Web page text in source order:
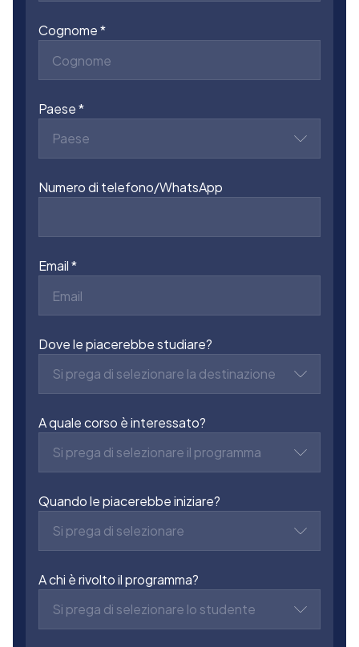
Cognome
Paese
Paese
Numero di telefono/WhatsApp
Email
Dove le piacerebbe studiare?
Si prega di selezionare la destinazione
A quale corso è interessato?
Si prega di selezionare il programma
Quando le piacerebbe iniziare?
Si prega di selezionare
A chi è rivolto il programma?
Si prega di selezionare lo studente